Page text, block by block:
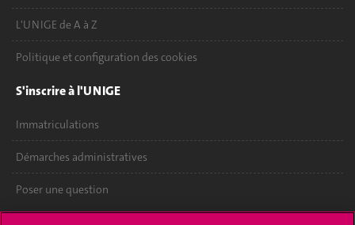
L'UNIGE de A à Z
Politique et configuration des cookies
S'inscrire à l'UNIGE
Immatriculations
Démarches administratives
Poser une question